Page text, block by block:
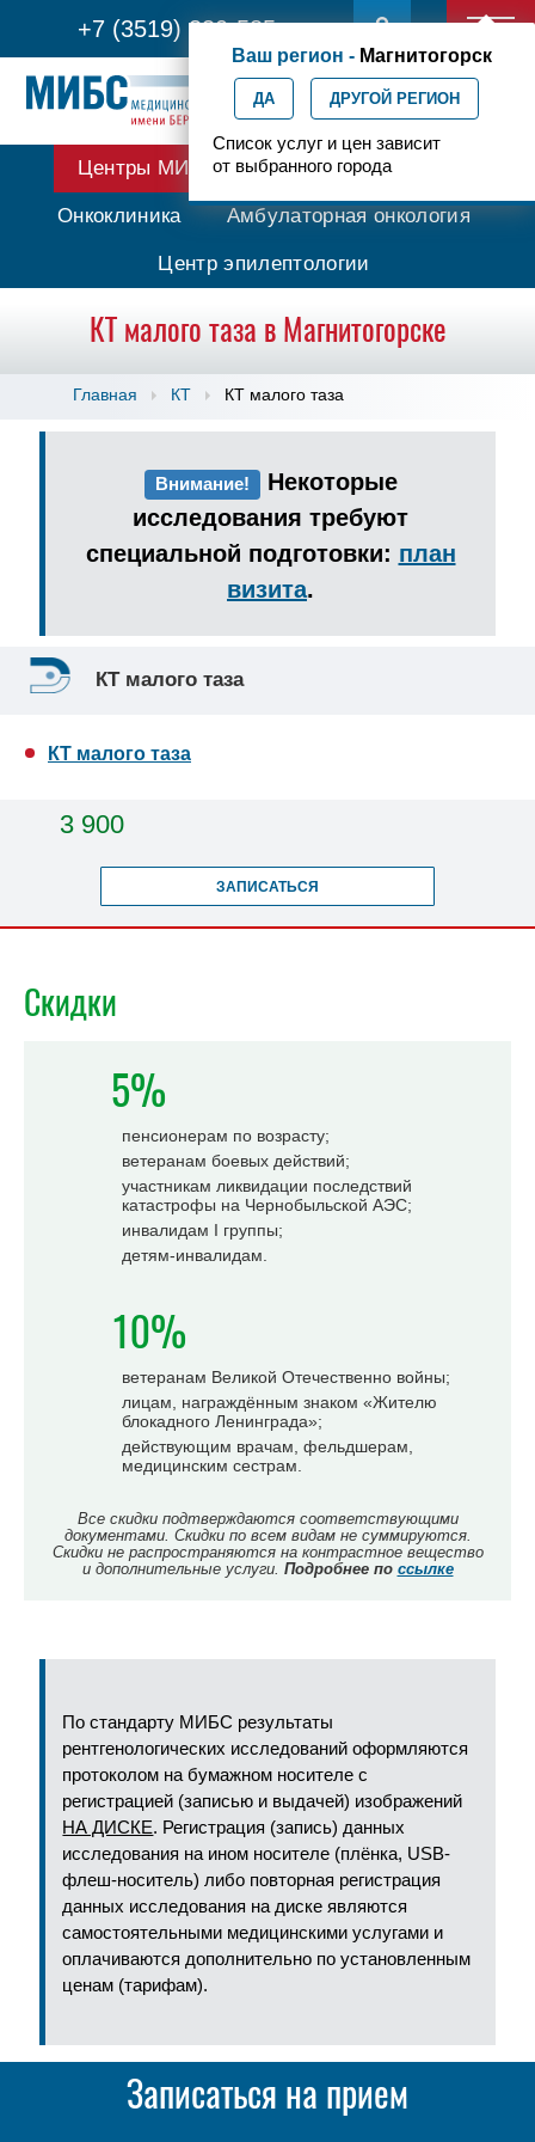
+7 (3519) 330-585
Ваш регион - Магнитогорск
ДА ДРУГОЙ РЕГИОН
Список услуг и цен зависит
от выбранного города
Центры МИБС Протонная терапия
Онкоклиника Амбулаторная онкология
Центр эпилептологии
КТ малого таза в Магнитогорске
Главная КТ КТ малого таза
Внимание! Некоторые
исследования требуют
специальной подготовки: план
визита.
КТ малого таза
КТ малого таза
3 900
ЗАПИСАТЬСЯ
Скидки
5%
пенсионерам по возрасту;
ветеранам боевых действий;
участникам ликвидации последствий
катастрофы на Чернобыльской АЭС;
инвалидам I группы;
детям-инвалидам.
10%
ветеранам Великой Отечественно войны;
лицам, награждённым знаком «Жителю
блокадного Ленинграда»;
действующим врачам, фельдшерам,
медицинским сестрам.
Все скидки подтверждаются соответствующими
документами. Скидки по всем видам не суммируются.
Скидки не распространяются на контрастное вещество
и дополнительные услуги. Подробнее по ссылке
По стандарту МИБС результаты
рентгенологических исследований оформляются
протоколом на бумажном носителе с
регистрацией (записью и выдачей) изображений
НА ДИСКЕ. Регистрация (запись) данных
исследования на ином носителе (плёнка, USB-
флеш-носитель) либо повторная регистрация
данных исследования на диске являются
самостоятельными медицинскими услугами и
оплачиваются дополнительно по установленным
ценам (тарифам).
Записаться на прием